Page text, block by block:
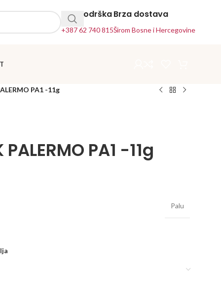
24h Podrška
+387 62 740 815
Brza dostava
Širom Bosne i Hercegovine
PA1 -11g
PALERMO PA1 -11g
Palu